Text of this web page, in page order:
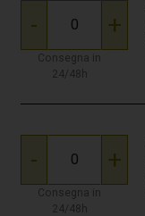
- +
Consegna in
24/48h
- +
Consegna in
24/48h